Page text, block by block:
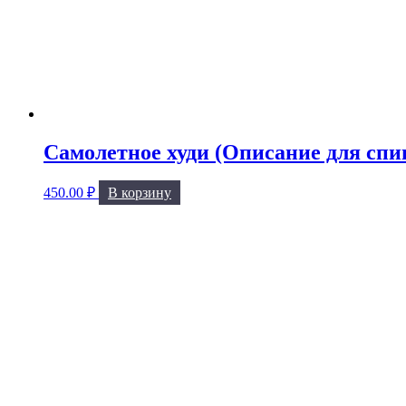
Самолетное худи (Описание для
450.00 ₽ В корзину